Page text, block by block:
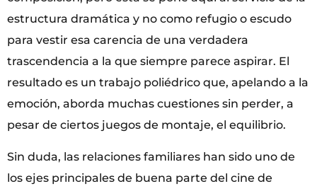
estructura dramática y no como refugio o escudo
para vestir esa carencia de una verdadera
trascendencia a la que siempre parece aspirar. El
resultado es un trabajo poliédrico que, apelando a la
emoción, aborda muchas cuestiones sin perder, a
pesar de ciertos juegos de montaje, el equilibrio.
Sin duda, las relaciones familiares han sido uno de
los ejes principales de buena parte del cine de